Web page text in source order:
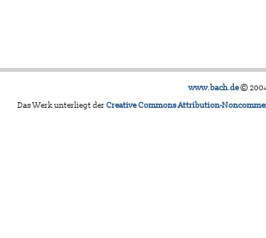
www.bach.de©
Das Werk unterliegt derCreative Commons Attribution-